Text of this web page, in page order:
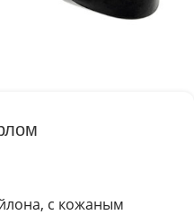
с кожаным